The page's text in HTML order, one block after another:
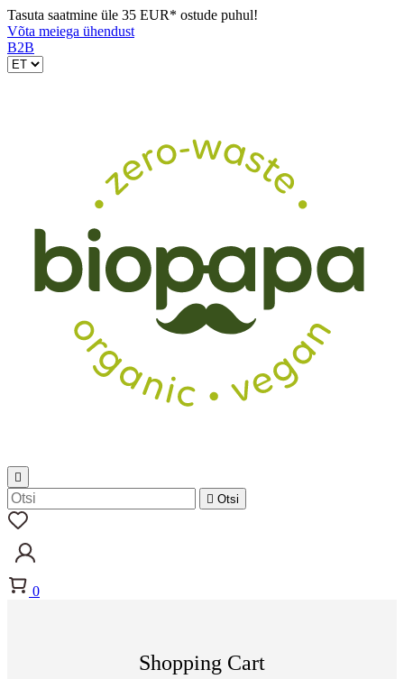
Tasuta saatmine üle 35 EUR* ostude puhul!
Võta meiega ühendust
B2B

 Otsi
0
Shopping Cart